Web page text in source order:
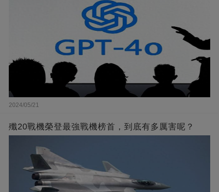
2024/05/21
殲20戰機榮登最強戰機榜首，到底有多厲害呢？